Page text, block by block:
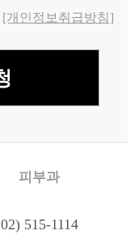
[개인정보취급방침]
피부과
02) 515-1114